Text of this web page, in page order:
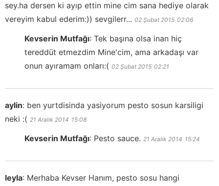
sey.ha dersen ki ayıp ettin mine cim sana hediye olarak
vereyim kabul ederim:)) sevgilerr... 02 Şubat 2015 02:06
Kevserin Mutfağı: Tek başına olsa inan hiç
tereddüt etmezdim Mine'cim, ama arkadaşı var
onun ayıramam onları:( 02 Şubat 2015 02:21
aylin: ben yurtdisinda yasiyorum pesto sosun karsiligi
neki :( 21 Aralık 2014 15:08
Kevserin Mutfağı: Pesto sauce. 21 Aralık 2014 15:24
leyla: Merhaba Kevser Hanım, pesto sosu hangi